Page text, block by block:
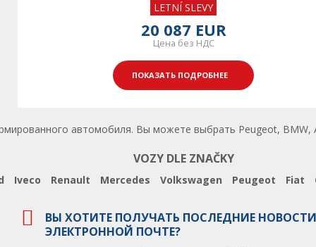
LETNÍ SLEVY
20 087 EUR
Цена без НДС
ПОКАЗАТЬ ПОДРОБНЕЕ
автомобиля. Вы можете выбрать Peugeot,
VOZY DLE ZNAČKY
Iveco Renault Mercedes Volkswagen Peugeot Fiat
ВЫ ХОТИТЕ ПОЛУЧАТЬ ПОСЛЕДНИЕ
ЭЛЕКТРОННОЙ ПОЧТЕ?